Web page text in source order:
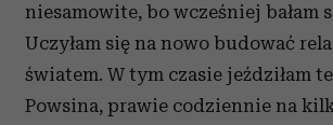
niesamowite, bo wcześniej bałam
Uczyłam się na nowo budować
światem. W tym czasie jeździłam
Powsina, prawie codziennie na